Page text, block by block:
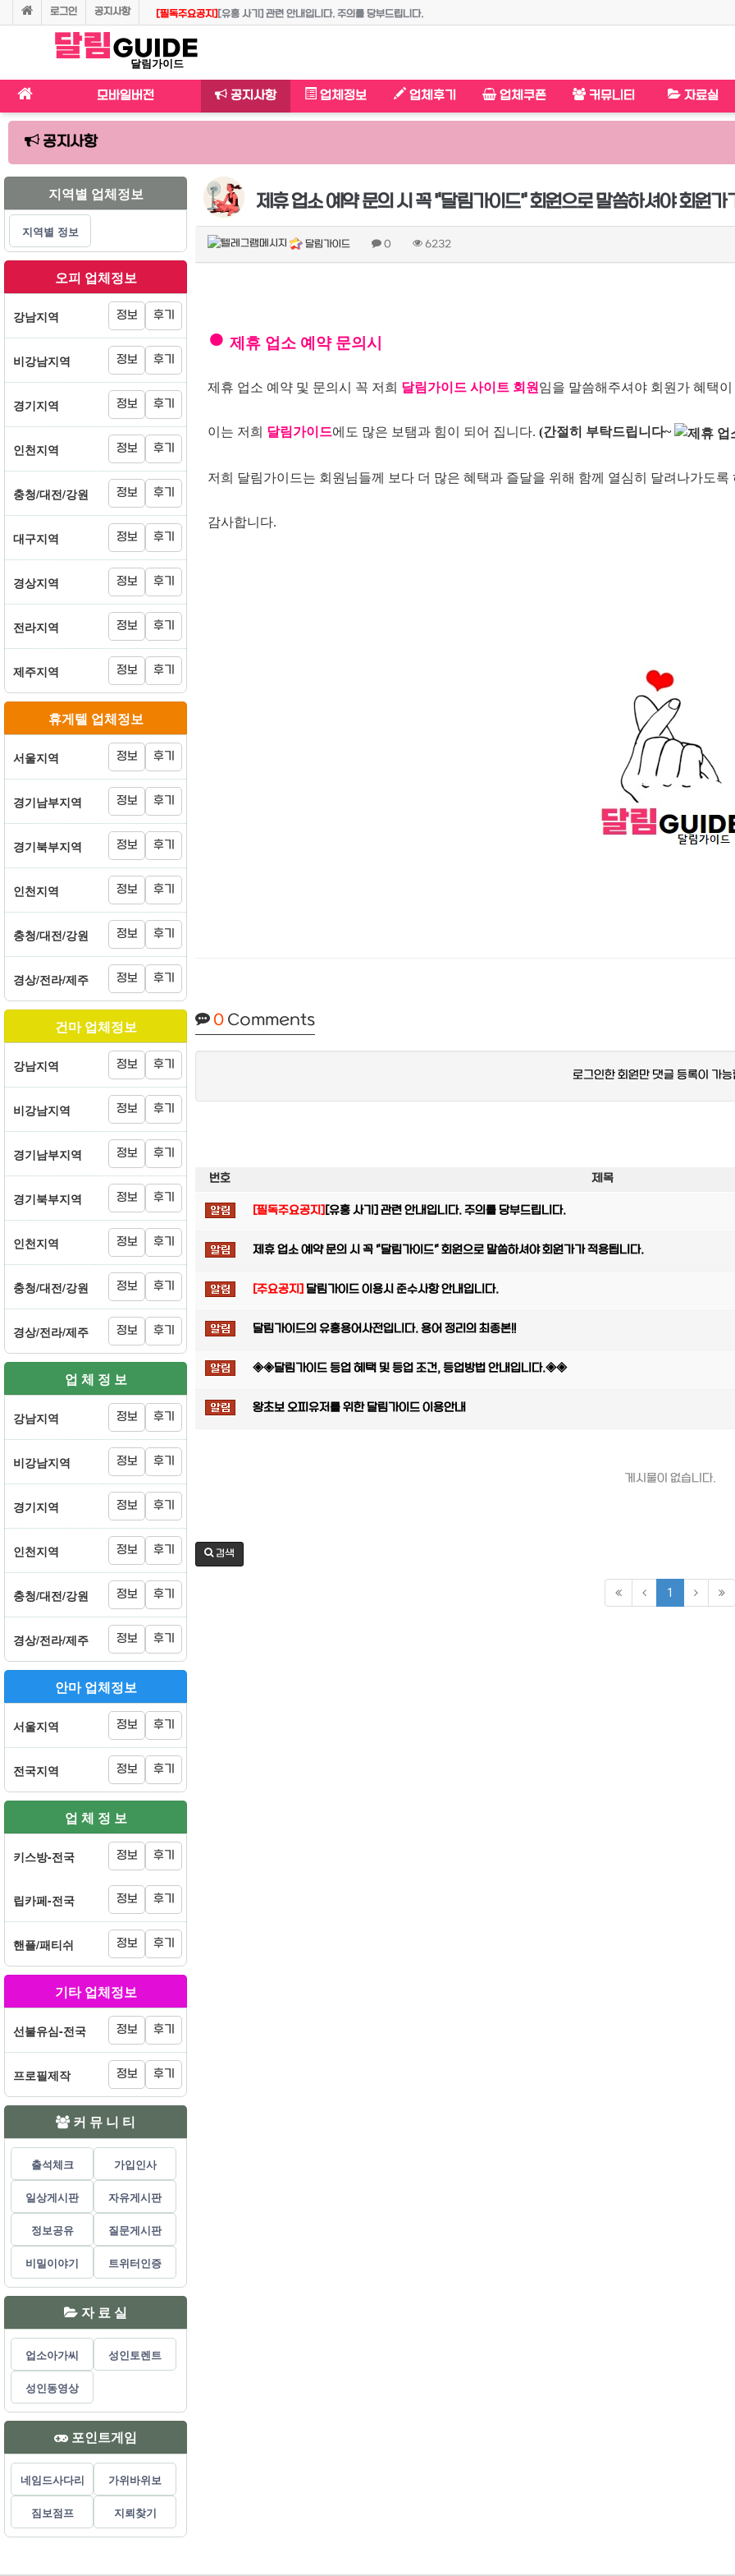
로그인 공지사항 [필독주요공지][유흥 사기] 관련 안내입니다. 주의를 당부드립니다.
제휴 업소 예약 문의 시 꼭 "달림가이드" 회원으로 말씀하셔야 회원가가 적용됩니다.
[주요공지]
달림가이드의 유흥용어사전입니다. 용어 정리의 최종본!!
◈◈달림가이드 등업 혜택 및 등업 조건, 등업방법 안내입니다.◈◈
달림GUIDE
달림가이드
모바일버전 공지사항 업체정보 업체후기 업체쿠폰 커뮤니티 자료실
공지사항
제휴 업소 예약 문의 시 꼭 "달림가이드" 회원으로 말씀하셔야 회원가
달림가이드 0 6232
● 제휴 업소 예약 문의시
제휴 업소 예약 및 문의시 꼭 저희 달림가이드 사이트 회원 임을 말씀해주셔야 회원가 혜택
이는 저희 달림가이드에도 많은 보탬과 힘이 되어 집니다.(간절히 부탁드립니다~
저희 달림가이드는 회원님들께 보다 더 많은 혜택과 즐달을 위해 함께 열심히 달려나가도
감사합니다.
0 Comments
로그인한 회원만 댓글 등록이 가
번호 제목
[필독주요공지] [유흥 사기] 관련 안내입니다. 주의를 당부드립니다.
제휴 업소 예약 문의 시 꼭 "달림가이드" 회원으로 말씀하셔야 회원가가 적용됩니다.
[주요공지] 달림가이드 이용시 준수사항 안내입니다.
달림가이드의 유흥용어사전입니다. 용어 정리의 최종본!!
◈◈달림가이드 등업 혜택 및 등업 조건, 등업방법 안내입니다.◈◈
왕초보 오피유저를 위한 달림가이드 이용안내
게시물이 없습니다.
검색
1
지역별 업체정보
지역별 정보
오피 업체정보
강남지역 정보 후기
비강남지역 정보 후기
경기지역 정보 후기
인천지역 정보 후기
충청/대전/강원 정보 후기
대구지역 정보 후기
경상지역 정보 후기
전라지역 정보 후기
제주지역 정보 후기
휴게텔 업체정보
서울지역 정보 후기
경기남부지역 정보 후기
경기북부지역 정보 후기
인천지역 정보 후기
충청/대전/강원 정보 후기
경상/전라/제주 정보 후기
건마 업체정보
강남지역 정보 후기
비강남지역 정보 후기
경기남부지역 정보 후기
경기북부지역 정보 후기
인천지역 정보 후기
충청/대전/강원 정보 후기
경상/전라/제주 정보 후기
업 체 정 보
강남지역 정보 후기
비강남지역 정보 후기
경기지역 정보 후기
인천지역 정보 후기
충청/대전/강원 정보 후기
경상/전라/제주 정보 후기
안마 업체정보
서울지역 정보 후기
전국지역 정보 후기
업 체 정 보
키스방-전국 정보 후기
립카페-전국 정보 후기
핸플/패티쉬 정보 후기
기타 업체정보
선불유심-전국 정보 후기
프로필제작 정보 후기
커 뮤 니 티
출석체크 가입인사
일상게시판 자유게시판
정보공유 질문게시판
비밀이야기 트위터인증
자 료 실
업소아가씨 성인토렌트
성인동영상
포인트게임
네임드사다리 가위바위보
짐보점프 지뢰찾기